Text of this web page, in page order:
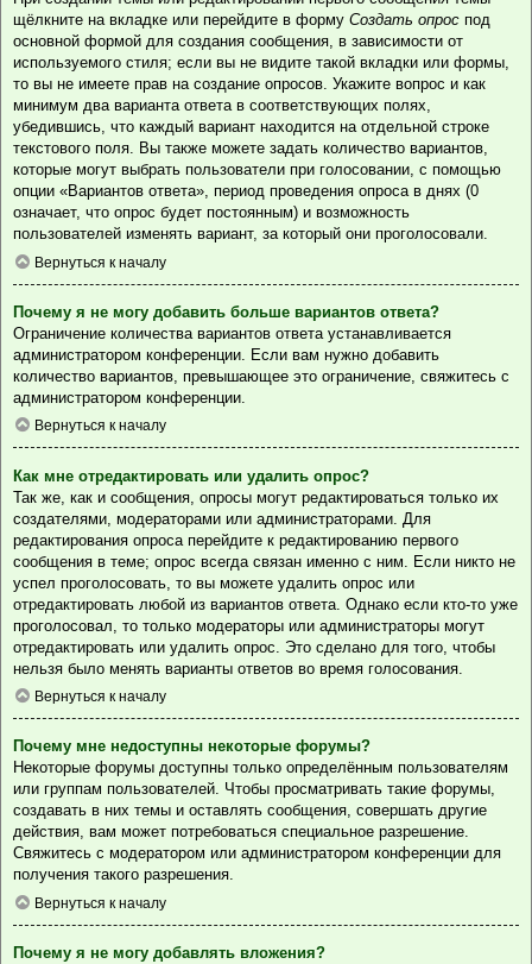
щёлкните на вкладке или перейдите в форму Создать опрос под
основной формой для создания сообщения, в зависимости от
используемого стиля; если вы не видите такой вкладки или формы,
то вы не имеете прав на создание опросов. Укажите вопрос и как
минимум два варианта ответа в соответствующих полях,
убедившись, что каждый вариант находится на отдельной строке
текстового поля. Вы также можете задать количество вариантов,
которые могут выбрать пользователи при голосовании, с помощью
опции «Вариантов ответа», период проведения опроса в днях (0
означает, что опрос будет постоянным) и возможность
пользователей изменять вариант, за который они проголосовали.
Вернуться к началу
Почему я не могу добавить больше вариантов ответа?
Ограничение количества вариантов ответа устанавливается
администратором конференции. Если вам нужно добавить
количество вариантов, превышающее это ограничение, свяжитесь с
администратором конференции.
Вернуться к началу
Как мне отредактировать или удалить опрос?
Так же, как и сообщения, опросы могут редактироваться только их
создателями, модераторами или администраторами. Для
редактирования опроса перейдите к редактированию первого
сообщения в теме; опрос всегда связан именно с ним. Если никто не
успел проголосовать, то вы можете удалить опрос или
отредактировать любой из вариантов ответа. Однако если кто-то уже
проголосовал, то только модераторы или администраторы могут
отредактировать или удалить опрос. Это сделано для того, чтобы
нельзя было менять варианты ответов во время голосования.
Вернуться к началу
Почему мне недоступны некоторые форумы?
Некоторые форумы доступны только определённым пользователям
или группам пользователей. Чтобы просматривать такие форумы,
создавать в них темы и оставлять сообщения, совершать другие
действия, вам может потребоваться специальное разрешение.
Свяжитесь с модератором или администратором конференции для
получения такого разрешения.
Вернуться к началу
Почему я не могу добавлять вложения?